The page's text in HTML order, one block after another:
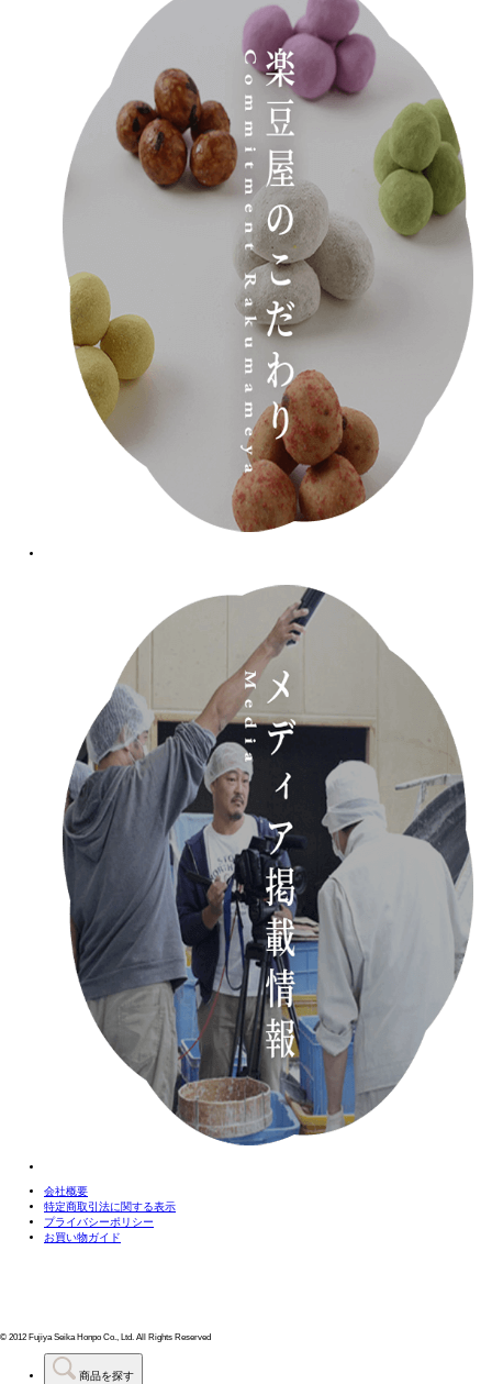
会社概要
特定商取引法に関する表示
プライバシーポリシー
お買い物ガイド
© 2012 Fujiya Seika Honpo Co., Ltd. All Rights Reserved
商品を探す